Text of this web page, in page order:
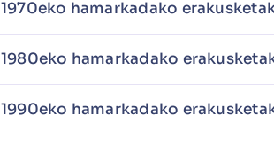
1970eko hamarkadako
1980eko hamarkadako
1990eko hamarkadako